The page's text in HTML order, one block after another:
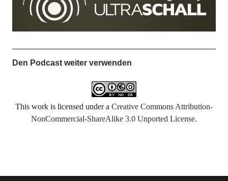
Den Podcast weiter verwenden
This work is licensed under a Creative Commons Attribution-
NonCommercial-ShareAlike 3.0 Unported License.